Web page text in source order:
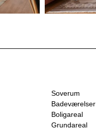
Soverum
Badeværelser
Boligareal
Grundareal